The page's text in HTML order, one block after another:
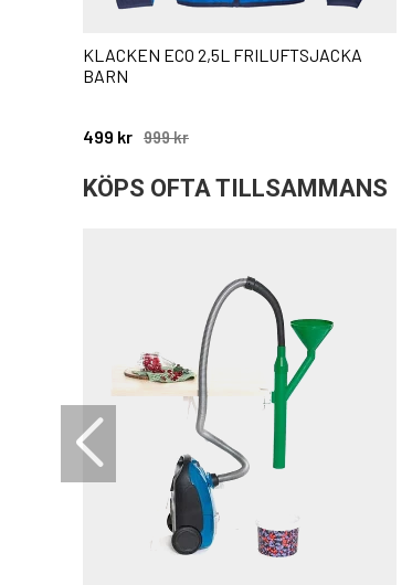
KLACKEN ECO 2,5L FRILUFTSJACKA
BARN
499 kr 999 kr
KÖPS OFTA TILLSAMMANS